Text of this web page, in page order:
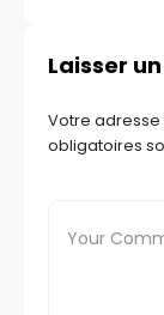
Laisser
Votre
obligatoires